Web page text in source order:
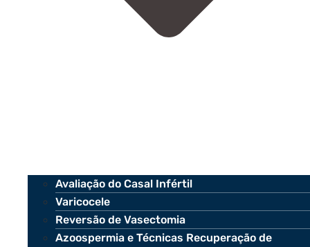
Avaliação do Casal Infértil
Varicocele
Reversão de Vasectomia
Azoospermia e Técnicas Recuperação de